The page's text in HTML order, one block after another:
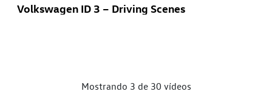
Volkswagen ID 3 – Driving Scenes
Mostrando 3 de 30 vídeos